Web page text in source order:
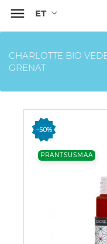

CHARLOTTE BIO
GRENAT
−50%
PRANTSUSMAA